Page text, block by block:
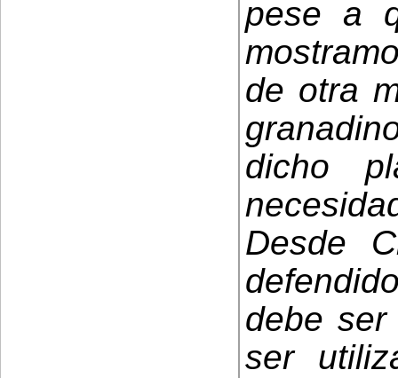
pese a
de otra
dicho
Desde
debe
ser